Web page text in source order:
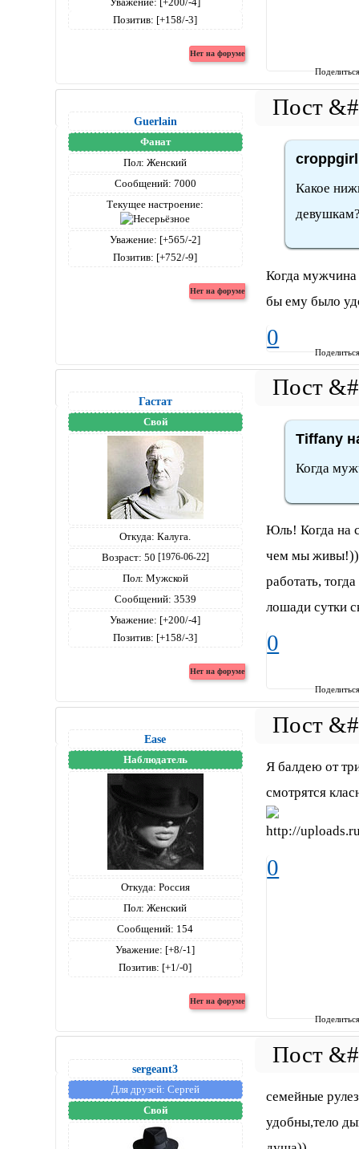
Позитив: [+158/-3]
Guerlain
Фанат
Пол: Женский
Сообщений: 7000
Текущее настроение:
Уважение: [+565/-2]
Позитив: [+752/-9]
Какое
Когда мужчина
бы ему было
0
Гастат
Свой
Откуда: Калуга.
Возраст: 50 [1976-06-22]
Пол: Мужской
Сообщений: 3539
Уважение: [+200/-4]
Позитив: [+158/-3]
Tiffany
Когда
Юль! Когда на
чем мы живы!))
работать,
лошади сутки
0
Ease
Наблюдатель
Откуда: Россия
Пол: Женский
Сообщений: 154
Уважение: [+8/-1]
Позитив: [+1/-0]
Я балдею от
смотрятся
0
sergeant3
Для друзей: Сергей
Свой
семейные
удобны,тело